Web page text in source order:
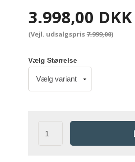
3.998,00 DKK
(Vejl. udsalgspris7.999,00)
Vælg Størrelse